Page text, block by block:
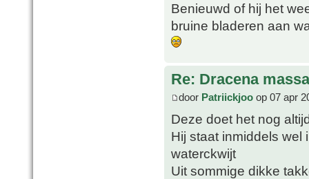
Benieuwd of hij het
bruine bladeren aan
Re: Dracena
door Patriickjoo op 07 apr
Deze doet het nog
Hij staat inmiddels wel
waterckwijt
Uit sommige dikke